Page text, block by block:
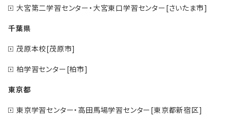
大宮第二学習センター・大宮東口学習センター[さいたま市]
千葉県
茂原本校[茂原市]
柏学習センター[柏市]
東京都
東京学習センター・高田馬場学習センター[東京都新宿区]